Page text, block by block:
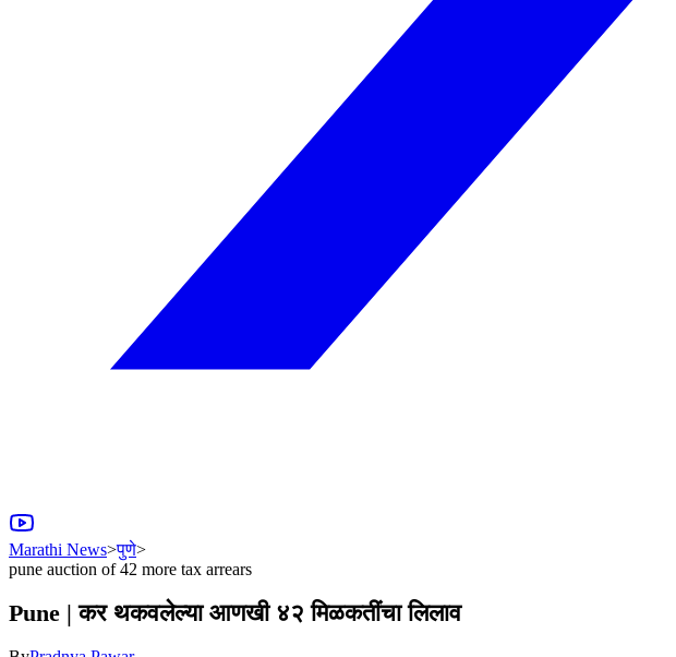
Marathi News>पुणे>
pune auction of 42 more tax arrears
Pune | कर थकवलेल्या आणखी ४२ मिळकतींचा लिलाव